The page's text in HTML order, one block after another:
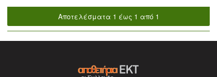
Αποτελέσματα 1 έως 1 από 1